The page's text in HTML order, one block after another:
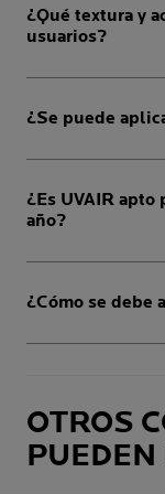
¿Qué textura y
usuarios?
¿Se puede
¿Es UVAIR
año?
¿Cómo se debe
OTROS